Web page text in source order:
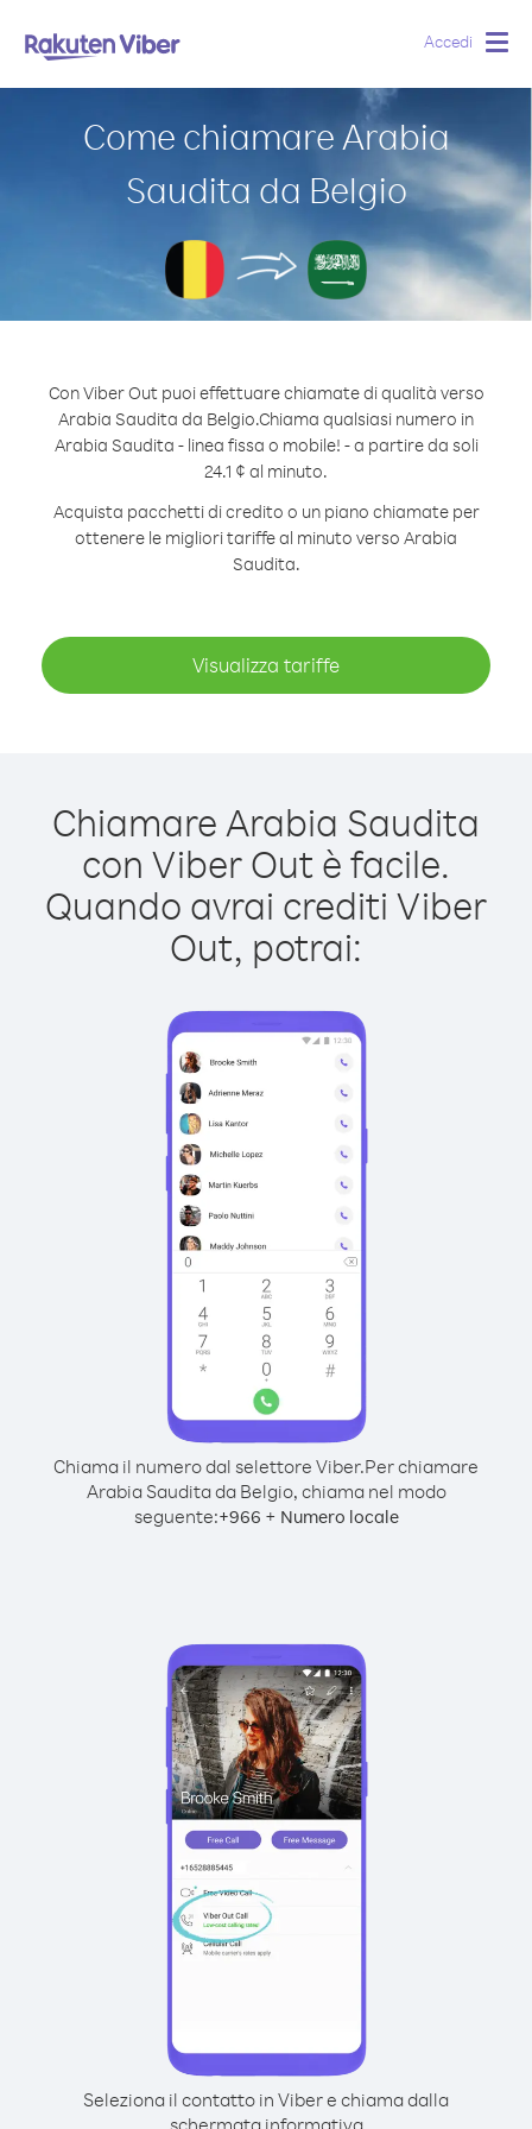
Accedi
Come chiamare Arabia
Saudita da Belgio
Con Viber Out puoi effettuare chiamate di qualità verso
Arabia Saudita da Belgio.Chiama qualsiasi numero in
Arabia Saudita - linea fissa o mobile! - a partire da soli
24.1 ¢ al minuto.
Acquista pacchetti di credito o un piano chiamate per
ottenere le migliori tariffe al minuto verso Arabia
Saudita.
Visualizza tariffe
Chiamare Arabia Saudita
con Viber Out è facile.
Quando avrai crediti Viber
Out, potrai:
Chiama il numero dal selettore Viber.Per chiamare
Arabia Saudita da Belgio, chiama nel modo
seguente:+966 + Numero locale
Seleziona il contatto in Viber e chiama dalla
schermata informativa